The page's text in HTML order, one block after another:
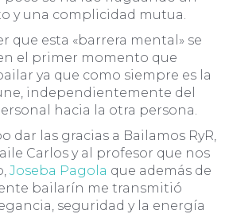
y una complicidad mutua.
que esta «barrera mental» se
el primer momento que
ya que como siempre es la
independientemente del
hacia la otra persona.
dar las gracias a Bailamos RyR,
Carlos y al profesor que nos
Joseba Pagola que además de
bailarín me transmitió
seguridad y la energía